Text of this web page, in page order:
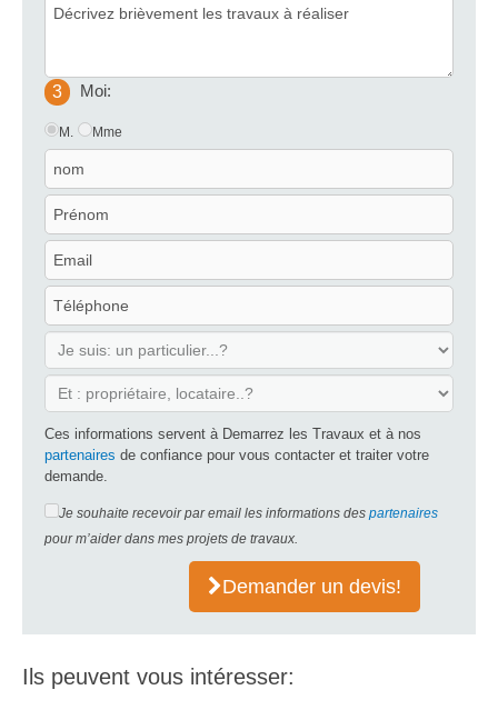
3 Moi:
M. Mme
Ces informations servent à Demarrez les Travaux et à nos
partenaires de confiance pour vous contacter et traiter votre
demande.
Je souhaite recevoir par email les informations des partenaires
pour m’aider dans mes projets de travaux.
Demander un devis!
Ils peuvent vous intéresser: